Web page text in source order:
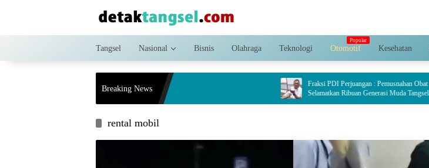
Tangsel Nasional Bisnis Olahraga Teknologi Otomotif Kesehatan
Breaking News
Fraksi PDI Perjuangan : Pemusnahan Obat Keras
Selamatkan Ribuan Generasi Muda Tangsel
rental mobil